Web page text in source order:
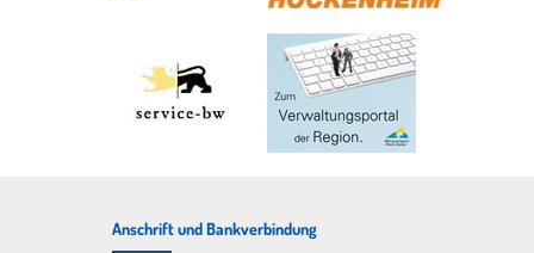
Anschrift und Bankverbindung